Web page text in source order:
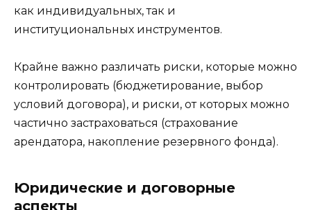
как индивидуальных, так и
институциональных инструментов.
Крайне важно различать риски, которые можно
контролировать (бюджетирование, выбор
условий договора), и риски, от которых можно
частично застраховаться (страхование
арендатора, накопление резервного фонда).
Юридические и договорные
аспекты